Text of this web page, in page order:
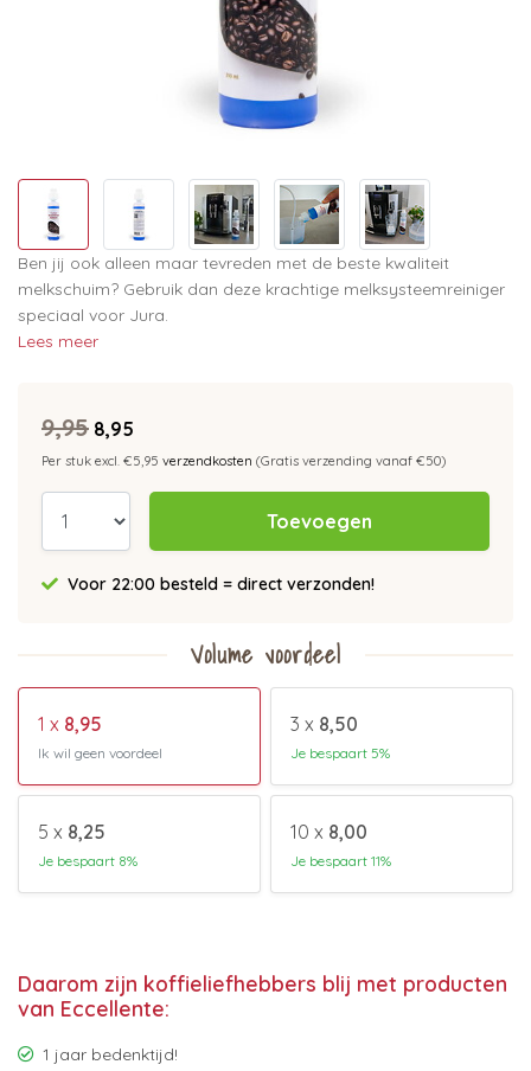
Ben jij ook alleen maar tevreden met de beste kwaliteit
melkschuim? Gebruik dan deze krachtige melksysteemreiniger
speciaal voor Jura.
Lees meer
9,95 8,95
Per stuk excl. €5,95 verzendkosten (Gratis verzending vanaf €50)
Toevoegen
Voor 22:00 besteld = direct verzonden!
Volume voordeel
1 x 8,95
Ik wil geen voordeel
3 x 8,50
Je bespaart 5%
5 x 8,25
Je bespaart 8%
10 x 8,00
Je bespaart 11%
Daarom zijn koffieliefhebbers blij met producten
van Eccellente:
1 jaar bedenktijd!